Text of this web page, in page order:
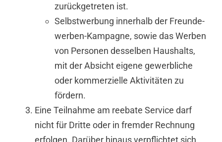
zurückgetreten ist.
Selbstwerbung innerhalb der Freunde-
werben-Kampagne, sowie das Werben
von Personen desselben Haushalts,
mit der Absicht eigene gewerbliche
oder kommerzielle Aktivitäten zu
fördern.
Eine Teilnahme am reebate Service darf
nicht für Dritte oder in fremder Rechnung
erfolgen. Darüber hinaus verpflichtet sich